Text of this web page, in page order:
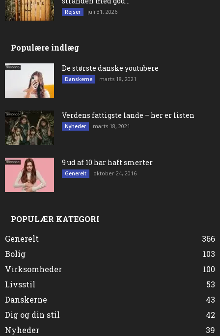
Rejser juli 31, 2026
Populære indlæg
De største danske youtubere
Danskerne marts 18, 2021
Verdens fattigste lande – her er listen
Nyheder marts 18, 2021
9 ud af 10 har haft smerter
Generelt oktober 24, 2016
POPULÆR KATEGORI
Generelt
366
Bolig
103
Virksomheder
100
Livsstil
53
Danskerne
43
Dig og din stil
42
Nyheder
39